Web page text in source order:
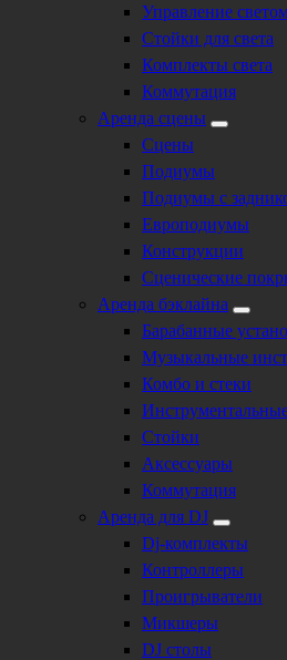
Управление
Стойки для света
Комплекты света
Коммутация
Аренда сцены
Сцены
Подиумы
Подиумы с
Европодиумы
Конструкции
Сценические
Аренда бэклайна
Барабанные
Музыкальные
Комбо и стеки
Стойки
Аксессуары
Коммутация
Аренда для DJ
Dj-комплекты
Контроллеры
Проигрыватели
Микшеры
DJ столы